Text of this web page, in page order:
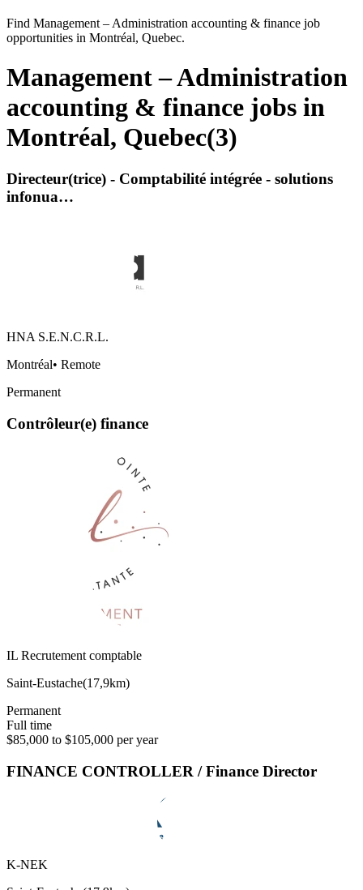
Find Management – Administration accounting & finance job
opportunities in Montréal, Quebec.
Management – Administration
accounting & finance jobs in
Montréal, Quebec(3)
Directeur(trice) - Comptabilité intégrée - solutions
infonua…
HNA S.E.N.C.R.L.
Montréal• Remote
Permanent
Contrôleur(e) finance
IL Recrutement comptable
Saint-Eustache(17,9km)
Permanent
Full time
$85,000 to $105,000 per year
FINANCE CONTROLLER / Finance Director
K-NEK